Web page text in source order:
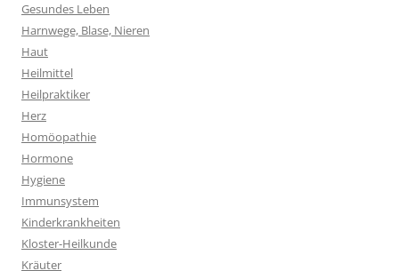
Gesundes Leben
Harnwege, Blase, Nieren
Haut
Heilmittel
Heilpraktiker
Herz
Homöopathie
Hormone
Hygiene
Immunsystem
Kinderkrankheiten
Kloster-Heilkunde
Kräuter